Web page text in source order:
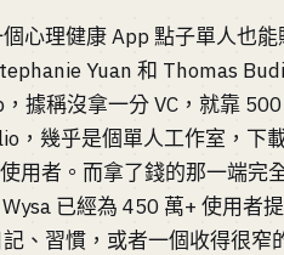
心理健康 App 點子單人也
Yuan 和 Thomas
據稱沒拿一分 VC，就靠
，幾乎是個單人工作室，下
用者。而拿了錢的那一端完
已經為 450 萬+ 使用者
、習慣，或者一個收得很窄